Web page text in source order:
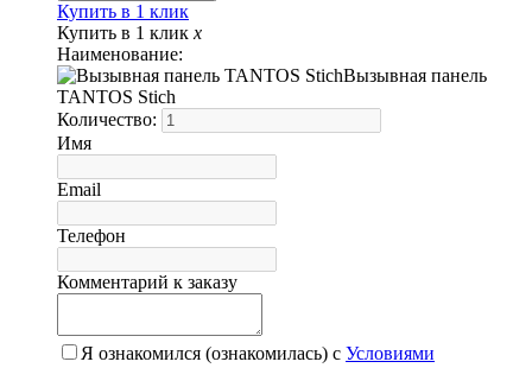
Купить в 1 клик
Купить в 1 клик x
Наименование:
Вызывная панель
TANTOS Stich
Количество:
Имя
Email
Телефон
Комментарий к заказу
Я ознакомился (ознакомилась) с Условиями